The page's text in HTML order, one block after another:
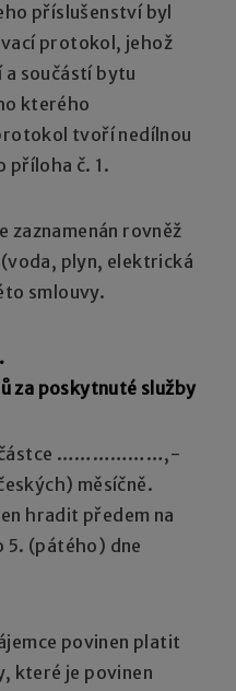
příslušenství byl
protokol, jehož
a součástí bytu
kterého
tvoří nedílnou
příloha č. 1.
zaznamenán rovněž
plyn, elektrická
smlouvy.
za poskytnuté služby
v částce ………………,-
měsíčně.
hradit předem na
5. (pátého) dne
povinen platit
které je povinen